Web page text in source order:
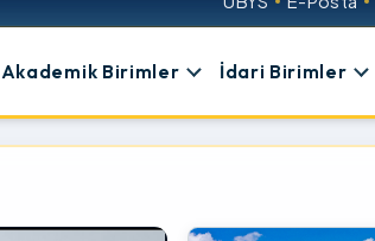
Akademik Birimler İdari Birimler